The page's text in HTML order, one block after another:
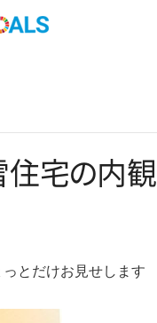
住宅の内観
とだけお見せします